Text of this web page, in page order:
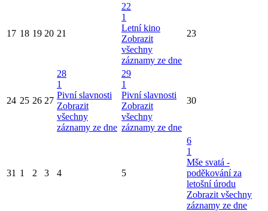
17 18 19 20 21
22
1
Letní kino
Zobrazit
všechny
záznamy ze dne
23
24 25 26 27
28
1
Pivní slavnosti
Zobrazit
všechny
záznamy ze dne
29
1
Pivní slavnosti
Zobrazit
všechny
záznamy ze dne
30
31 1 2 3 4 5
6
1
Mše svatá -
poděkování za
letošní úrodu
Zobrazit všechny
záznamy ze dne